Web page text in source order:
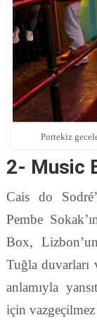
Portekiz
2- Music
Cais do
Pembe
Box,
Tuğla duvarları
anlamıyla
için